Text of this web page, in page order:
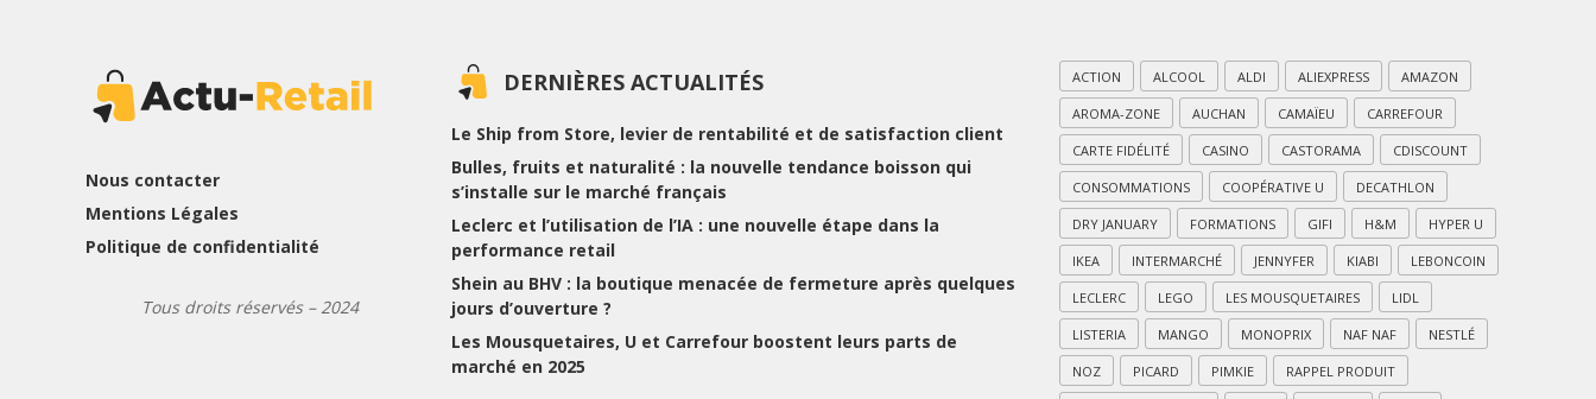
Nous contacter
Mentions Légales
Politique de confidentialité
Tous droits réservés – 2024
DERNIÈRES ACTUALITÉS
Le Ship from Store, levier de rentabilité et de satisfaction client
Bulles, fruits et naturalité : la nouvelle tendance boisson qui
s’installe sur le marché français
Leclerc et l’utilisation de l’IA : une nouvelle étape dans la
performance retail
Shein au BHV : la boutique menacée de fermeture après quelques
jours d’ouverture ?
Les Mousquetaires, U et Carrefour boostent leurs parts de
marché en 2025
ACTION ALCOOL ALDI ALIEXPRESS AMAZON
AROMA-ZONE AUCHAN CAMAÏEU CARREFOUR
CARTE FIDÉLITÉ CASINO CASTORAMA CDISCOUNT
CONSOMMATIONS COOPÉRATIVE U DECATHLON
DRY JANUARY FORMATIONS GIFI H&M HYPER U
IKEA INTERMARCHÉ JENNYFER KIABI LEBONCOIN
LECLERC LEGO LES MOUSQUETAIRES LIDL
LISTERIA MANGO MONOPRIX NAF NAF NESTLÉ
NOZ PICARD PIMKIE RAPPEL PRODUIT